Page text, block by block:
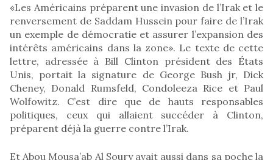
«Les Américains préparent une invasion de l’Irak et le
renversement de Saddam Hussein pour faire de l’Irak
un exemple de démocratie et assurer l’expansion des
intérêts américains dans la zone». Le texte de cette
lettre, adressée à Bill Clinton président des États
Unis, portait la signature de George Bush jr, Dick
Cheney, Donald Rumsfeld, Condoleeza Rice et Paul
Wolfowitz. C’est dire que de hauts responsables
politiques, ceux qui allaient succéder à Clinton,
préparent déjà la guerre contre l’Irak.
Et Abou Mousa’ab Al Soury avait aussi dans sa poche la